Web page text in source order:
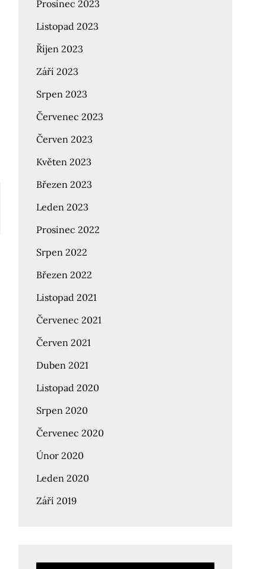
Prosinec 2023
Listopad 2023
Říjen 2023
Září 2023
Srpen 2023
Červenec 2023
Červen 2023
Květen 2023
Březen 2023
Leden 2023
Prosinec 2022
Srpen 2022
Březen 2022
Listopad 2021
Červenec 2021
Červen 2021
Duben 2021
Listopad 2020
Srpen 2020
Červenec 2020
Únor 2020
Leden 2020
Září 2019